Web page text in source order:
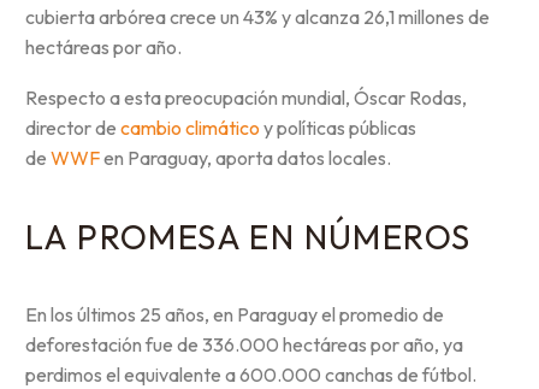
cubierta arbórea crece un 43% y alcanza 26,1 millones de
hectáreas por año.
Respecto a esta preocupación mundial, Óscar Rodas,
director de cambio climático y políticas públicas
de WWFen Paraguay, aporta datos locales.
LA PROMESA EN NÚMEROS
En los últimos 25 años, en Paraguay el promedio de
deforestación fue de 336.000 hectáreas por año, ya
perdimos el equivalente a 600.000 canchas de fútbol.